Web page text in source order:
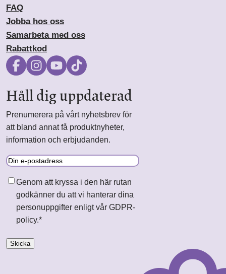
FAQ
Jobba hos oss
Samarbeta med oss
Rabattkod
Håll dig uppdaterad
Prenumerera på vårt nyhetsbrev för
att bland annat få produktnyheter,
information och erbjudanden.
E-
Samtycke*
Genom att kryssa i den här rutan
godkänner du att vi hanterar dina
personuppgifter enligt vår GDPR-
policy.*
Skicka